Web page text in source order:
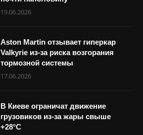
19.06.2026
Aston Martin отзывает гиперкар
Valkyrie из-за риска возгорания
тормозной системы
17.06.2026
В Киеве ограничат движение
грузовиков из-за жары свыше
+28°С